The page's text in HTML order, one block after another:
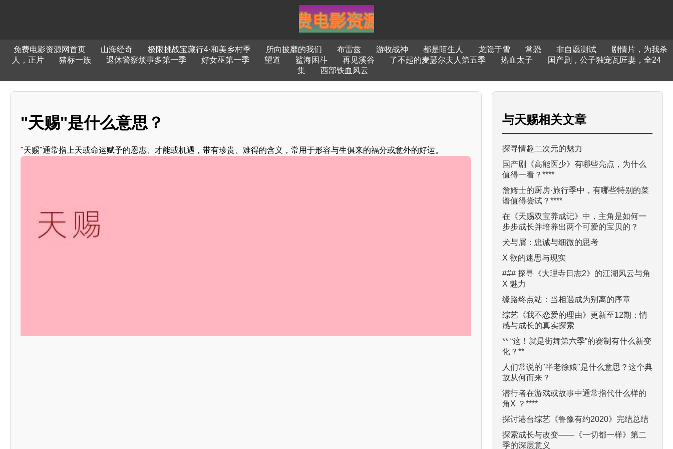
免费电影资源网首页 山海经奇 极限挑战宝藏行4·和美乡村季 所向披靡的我们 布雷兹 游牧战神 都是陌生人 龙隐于雪 常恐 非自愿测试
剧情片，为我杀
人，正片
猪标一族 退休警察烦事多第一季 好女巫第一季 望道 鲨海困斗 再见溪谷 了不起的麦瑟尔夫人第五季 热血太子
国产剧，公子独宠瓦匠妻，全24
集
西部铁血风云
"天赐"是什么意思？
"天赐"通常指上天或命运赋予的恩惠、才能或机遇，带有珍贵、难得的含义，常用于形容与生俱来的福分或意外的好运。
与天赐相关文章
探寻情趣二次元的魅力
国产剧《高能医少》有哪些亮点，为什么
值得一看？****
詹姆士的厨房·旅行季中，有哪些特别的菜
谱值得尝试？****
在《天赐双宝养成记》中，主角是如何一
步步成长并培养出两个可爱的宝贝的？
犬与屑：忠诚与细微的思考
X 欲的迷思与现实
### 探寻《大理寺日志2》的江湖风云与角
X 魅力
缘路终点站：当相遇成为别离的序章
综艺《我不恋爱的理由》更新至12期：情
感与成长的真实探索
** “这！就是街舞第六季”的赛制有什么新变
化？**
人们常说的"半老徐娘"是什么意思？这个典
故从何而来？
潜行者在游戏或故事中通常指代什么样的
角X ？****
探讨港台综艺《鲁豫有约2020》完结总结
探索成长与改变——《一切都一样》第二
季的深层意义